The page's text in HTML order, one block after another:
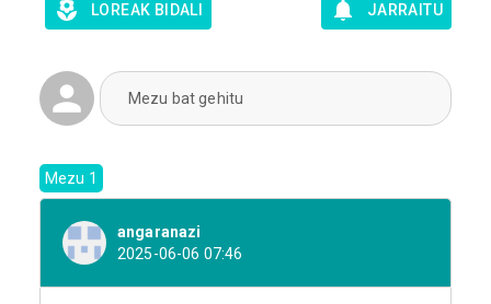
LOREAK BIDALI JARRAITU
Mezu bat gehitu
Mezu 1
angaranazi
2025-06-06 07:46